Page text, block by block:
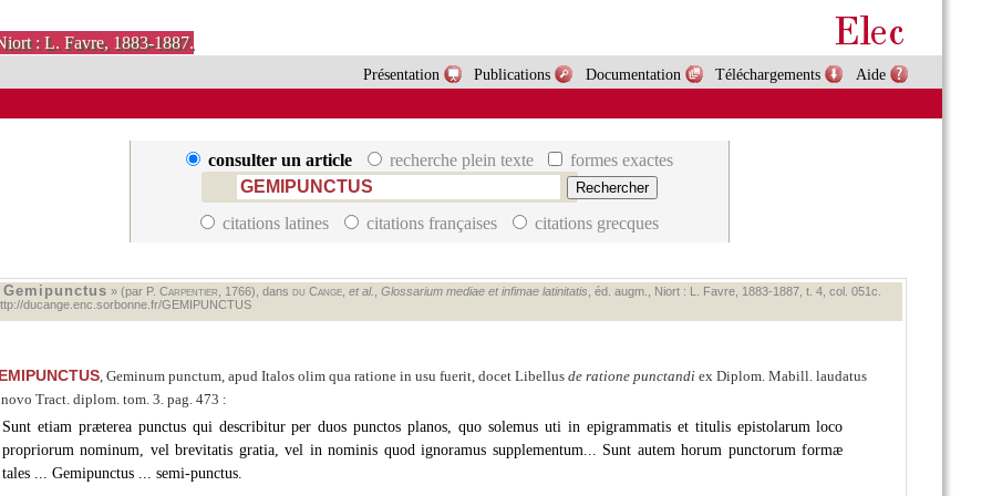
: L. Favre, 1883-1887.
Aide
Téléchargements
Documentation
Publications
Présentation
consulter un article recherche plein texte formes exactes
citations latines citations françaises citations grecques
Gemipunctus » (par P. Carpentier , 1766), dans du Cange, et al. Glossarium mediae et infimae latinitatis , éd. augm., Niort : L. Favre, 1883‑1887, t. 4, col. 051c.
ducange.enc.sorbonne.fr/GEMIPUNCTUS
, Geminum punctum, apud Italos olim qua ratione in usu fuerit, docet Libellus de ratione punctandi ex Diplom. Mabill. laudatus
Tract. diplom. tom. 3. pag. 473 :
Sunt etiam præterea punctus qui describitur per duos punctos planos, quo solemus uti in epigrammatis et titulis epistolarum loco
propriorum nominum, vel brevitatis gratia, vel in nominis quod ignoramus supplementum... Sunt autem horum punctorum formæ
tales ... Gemipunctus ... semi-punctus.